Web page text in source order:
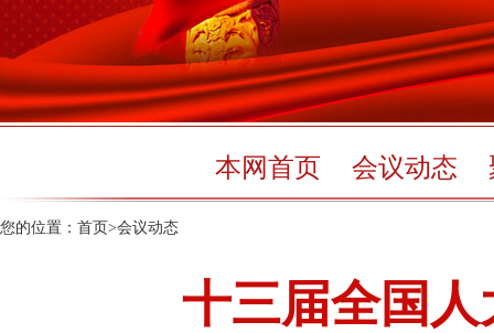
本网首页 会议动态
您的位置： 首页>会议动态
十三届全国